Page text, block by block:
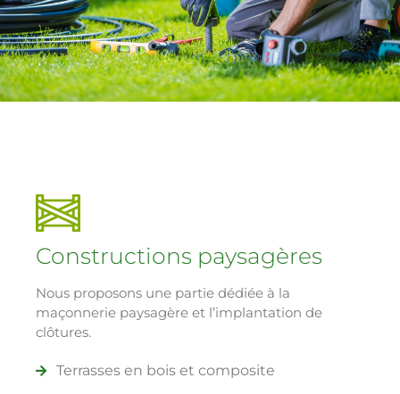
Constructions paysagères
Nous proposons une partie dédiée à la
maçonnerie paysagère et l’implantation de
clôtures.
Terrasses en bois et composite